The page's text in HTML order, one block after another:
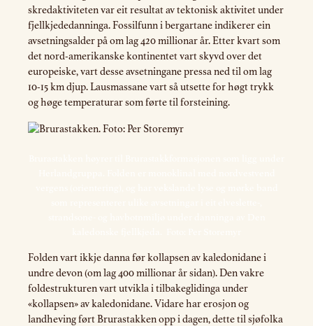
skredaktiviteten var eit resultat av tektonisk aktivitet under
fjellkjededanninga. Fossilfunn i bergartane indikerer ein
avsetningsalder på om lag 420 millionar år. Etter kvart som
det nord-amerikanske kontinentet vart skyvd over det
europeiske, vart desse avsetningane pressa ned til om lag
10-15 km djup. Lausmassane vart så utsette for høgt trykk
og høge temperaturar som førte til forsteining.
Folden vart ikkje danna før kollapsen av kaledonidane i
undre devon (om lag 400 millionar år sidan). Den vakre
foldestrukturen vart utvikla i tilbakeglidinga under
«kollapsen» av kaledonidane. Vidare har erosjon og
landheving ført Brurastakken opp i dagen, dette til sjøfolka